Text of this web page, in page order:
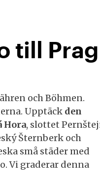
till Prag
och Böhmen.
Upptäck den
Hora, slottet
Šternberk och
små städer med
Vi graderar denna